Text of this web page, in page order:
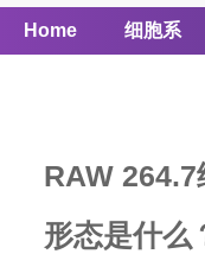
Home 细胞系
RAW 264.7
形态是什么